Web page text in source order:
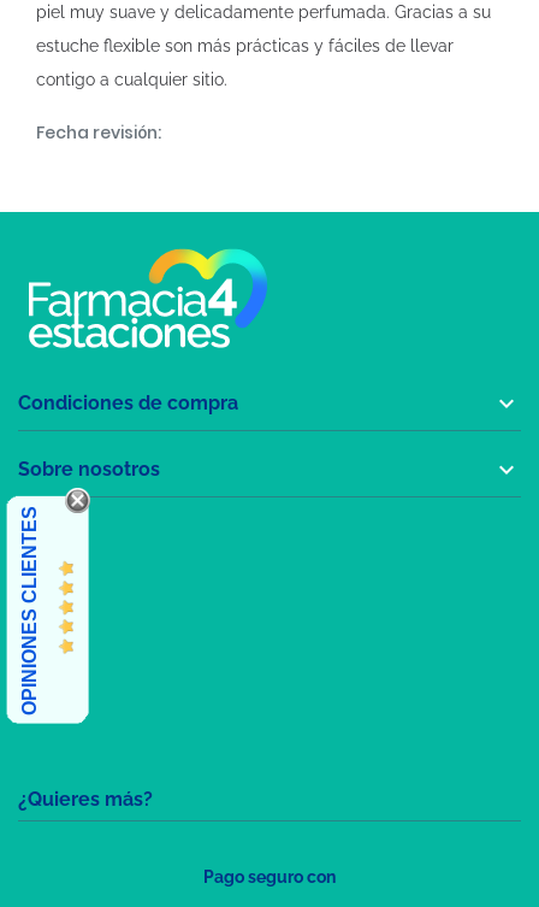
piel muy suave y delicadamente perfumada. Gracias a su
estuche flexible son más prácticas y fáciles de llevar
contigo a cualquier sitio.
Fecha revisión:
¿Quieres más?
Condiciones de compra 
Sobre nosotros 
OPINIONES CLIENTES
Pago seguro con